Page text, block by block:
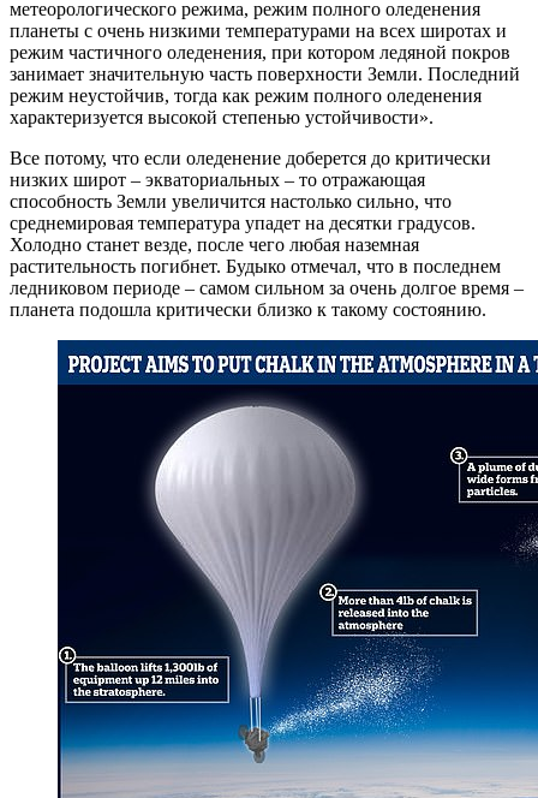
метеорологического режима, режим полного оледенения
планеты с очень низкими температурами на всех широтах и
режим частичного оледенения, при котором ледяной покров
занимает значительную часть поверхности Земли. Последний
режим неустойчив, тогда как режим полного оледенения
характеризуется высокой степенью устойчивости».
Все потому, что если оледенение доберется до критически
низких широт – экваториальных – то отражающая
способность Земли увеличится настолько сильно, что
среднемировая температура упадет на десятки градусов.
Холодно станет везде, после чего любая наземная
растительность погибнет. Будыко отмечал, что в последнем
ледниковом периоде – самом сильном за очень долгое время –
планета подошла критически близко к такому состоянию.